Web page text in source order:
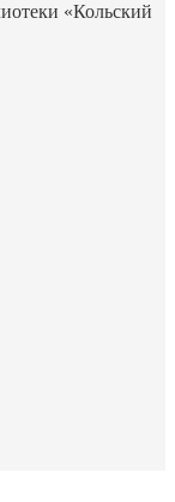
«Кольский